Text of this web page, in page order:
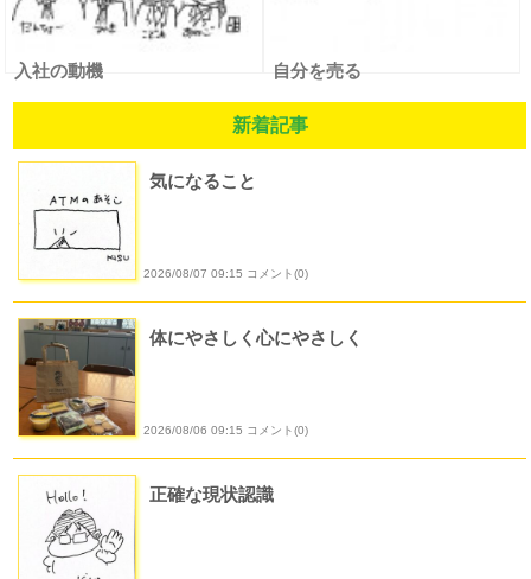
入社の動機 自分を売る
新着記事
気になること
2026/08/07 09:15 コメント(0)
体にやさしく心にやさしく
2026/08/06 09:15 コメント(0)
正確な現状認識